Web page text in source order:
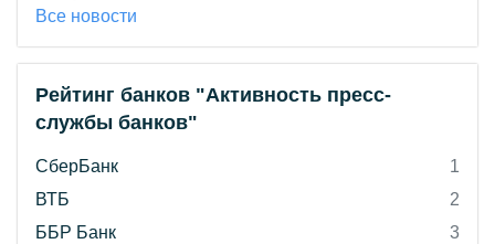
Все новости
Рейтинг банков "Активность пресс-
службы банков"
СберБанк
1
ВТБ
2
ББР Банк
3